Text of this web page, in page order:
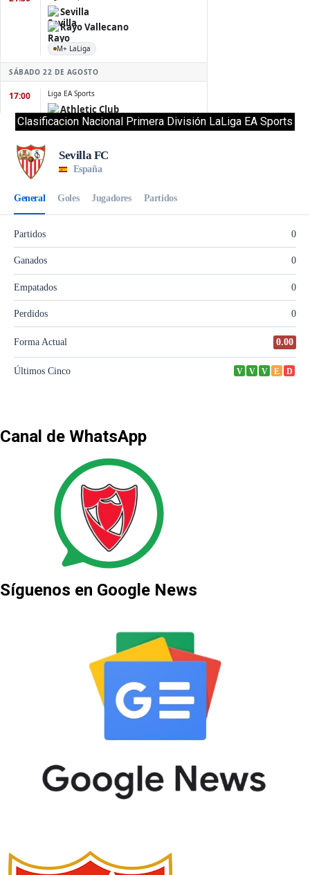
Clasificacion Nacional Primera División LaLiga EA Sports
Canal de WhatsApp
Síguenos en Google News